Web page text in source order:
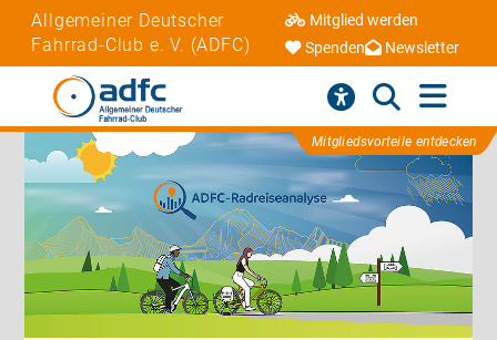
Allgemeiner Deutscher
Fahrrad-Club e. V. (ADFC)
Mitglied werden
Spenden
Newsletter
Mitgliedsvorteile entdecken